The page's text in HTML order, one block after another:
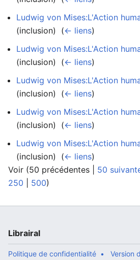
Ludwig von Mises:L'Action
(inclusion) ‎ (← liens)
Ludwig von Mises:L'Action
(inclusion) ‎ (← liens)
Ludwig von Mises:L'Action
(inclusion) ‎ (← liens)
Ludwig von Mises:L'Action
(inclusion) ‎ (← liens)
Ludwig von Mises:L'Action
(inclusion) ‎ (← liens)
Voir (50 précédentes 50
250
500)
Librairal
Politique de confidentialité Version